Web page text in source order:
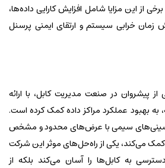
از این مزایا شامل افزایش کارایی داده‌ها،
زمان خرابی سیستم و ارتقای ایمنی پرسنل
پیشروان در صنعت مدیریت کابل، با ارائه
به بهبود عملکرد مراکز داده کمک کرده است.
سینی‌های سیمی با عرض‌های محدود و مشخص
کمک می‌کند، یکی از راه‌حل‌های موثر این شرکت
به کابل‌ها را آسان می‌کند بلکه از